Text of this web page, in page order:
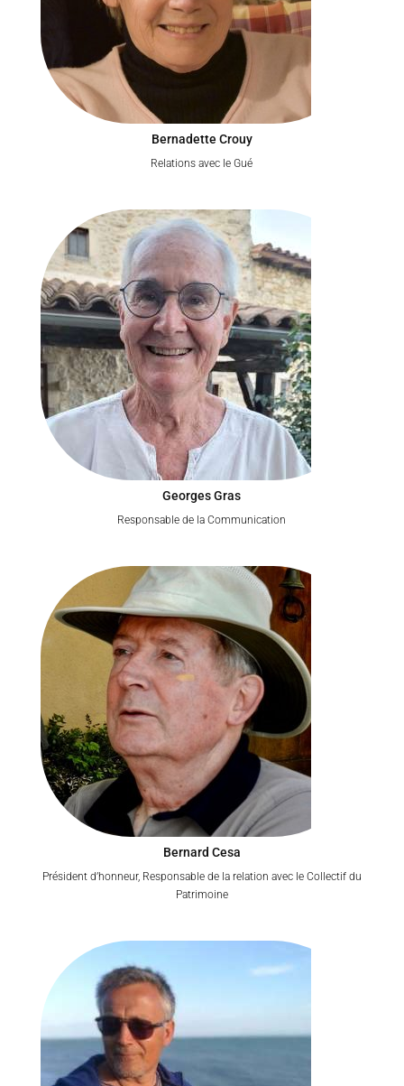
Bernadette Crouy
Relations avec le Gué
Georges Gras
Responsable de la Communication
Bernard Cesa
Président d’honneur, Responsable de la relation avec le Collectif du
Patrimoine